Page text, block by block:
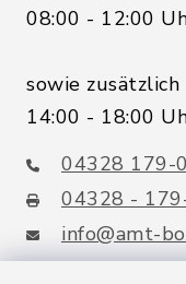
08:00 - 12:00
sowie
14:00 - 18:00
04328 179-0
04328 -
info@amt-